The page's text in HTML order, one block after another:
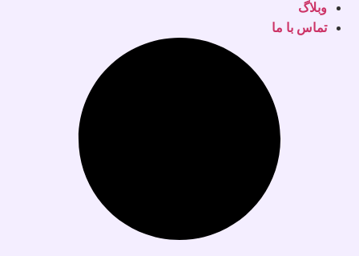
وبلاگ
تماس با ما